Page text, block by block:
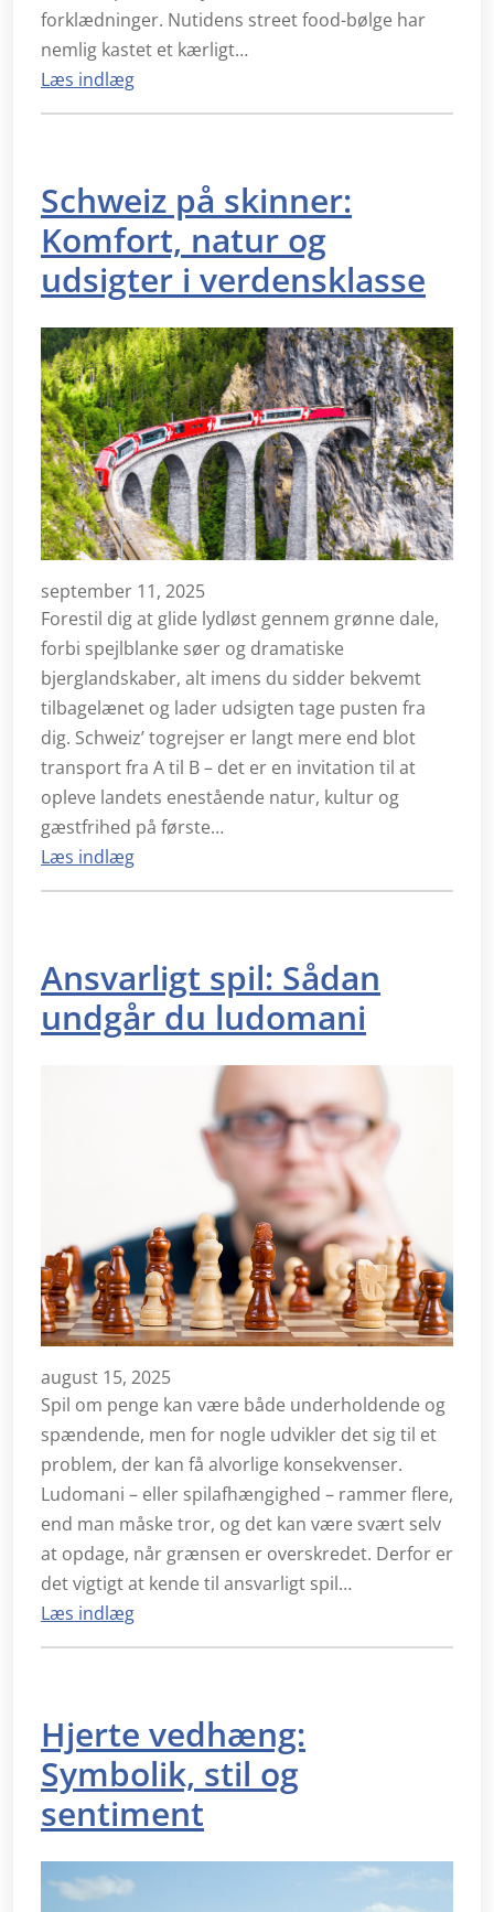
forklædninger. Nutidens street food-bølge har
nemlig kastet et kærligt…
Læs indlæg
Schweiz på skinner:
Komfort, natur og
udsigter i verdensklasse
september 11, 2025
Forestil dig at glide lydløst gennem grønne dale,
forbi spejlblanke søer og dramatiske
bjerglandskaber, alt imens du sidder bekvemt
tilbagelænet og lader udsigten tage pusten fra
dig. Schweiz’ togrejser er langt mere end blot
transport fra A til B – det er en invitation til at
opleve landets enestående natur, kultur og
gæstfrihed på første…
Læs indlæg
Ansvarligt spil: Sådan
undgår du ludomani
august 15, 2025
Spil om penge kan være både underholdende og
spændende, men for nogle udvikler det sig til et
problem, der kan få alvorlige konsekvenser.
Ludomani – eller spilafhængighed – rammer flere,
end man måske tror, og det kan være svært selv
at opdage, når grænsen er overskredet. Derfor er
det vigtigt at kende til ansvarligt spil…
Læs indlæg
Hjerte vedhæng:
Symbolik, stil og
sentiment